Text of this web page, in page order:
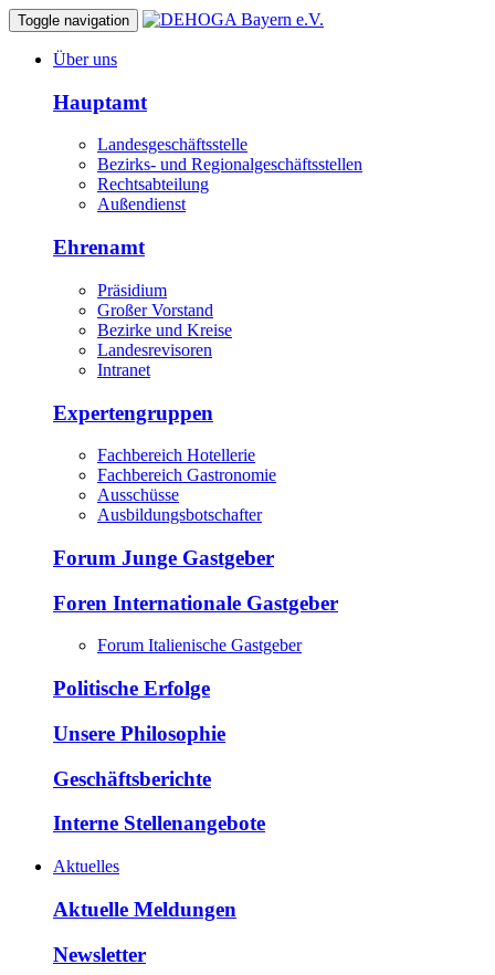
Toggle navigation
Über uns
Hauptamt
Landesgeschäftsstelle
Bezirks- und Regionalgeschäftsstellen
Rechtsabteilung
Außendienst
Ehrenamt
Präsidium
Großer Vorstand
Bezirke und Kreise
Landesrevisoren
Intranet
Expertengruppen
Fachbereich Hotellerie
Fachbereich Gastronomie
Ausschüsse
Ausbildungsbotschafter
Forum Junge Gastgeber
Foren Internationale Gastgeber
Forum Italienische Gastgeber
Politische Erfolge
Unsere Philosophie
Geschäftsberichte
Interne Stellenangebote
Aktuelles
Aktuelle Meldungen
Newsletter